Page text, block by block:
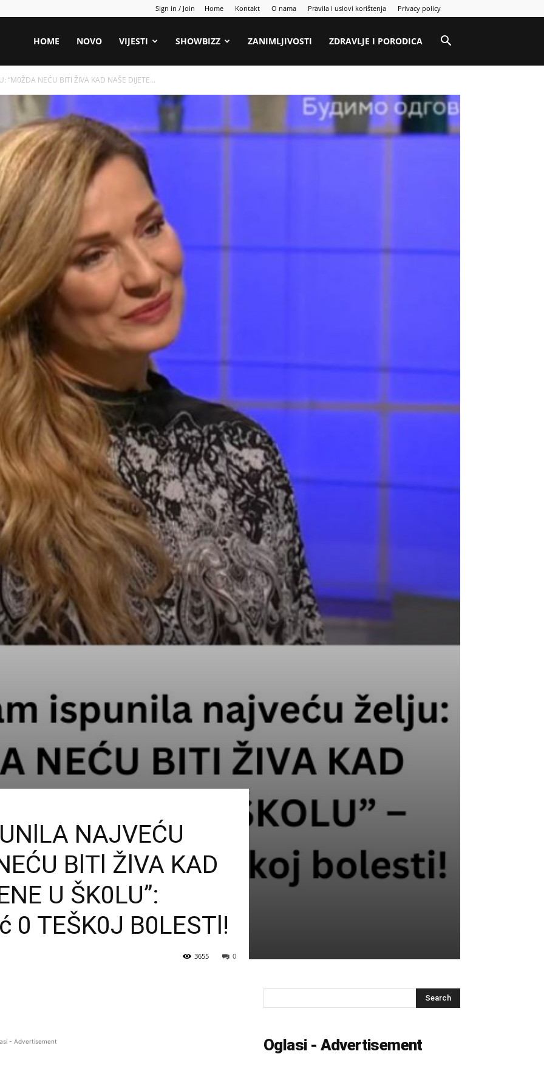
Sign in / Join Home Kontakt O nama Pravila i uslovi korištenja Privacy policy
HOME NOVO VIJESTI SHOWBIZZ ZANIMLJIVOSTI ZDRAVLJE I PORODICA
“M0ŽDA NEĆU BlTl ŽlVA KAD NAŠE DIJETE...
NAJVEĆU
BlTl ŽlVA KAD
U ŠK0LU”:
0 TEŠK0J B0LESTl!
0
3655
- Advertisement Oglasi - Advertisement